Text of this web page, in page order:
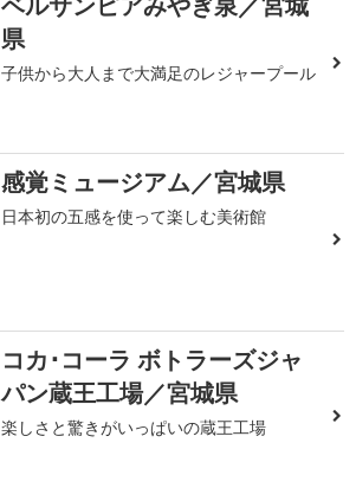
県
子供から大人まで大満足のレジャープール
感覚ミュージアム／宮城県
日本初の五感を使って楽しむ美術館
コカ･コーラ ボトラーズジャ
パン蔵王工場／宮城県
楽しさと驚きがいっぱいの蔵王工場